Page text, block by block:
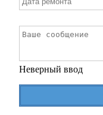
Неверный ввод